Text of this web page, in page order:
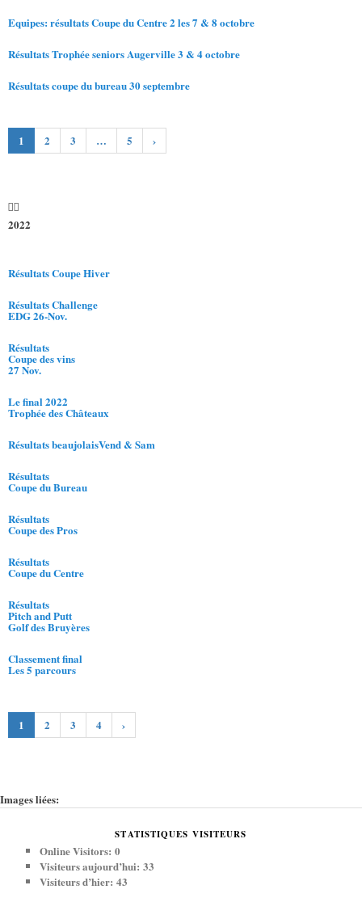
Equipes: résultats Coupe du Centre 2 les 7 & 8 octobre
Résultats Trophée seniors Augerville 3 & 4 octobre
Résultats coupe du bureau 30 septembre
1 2 3 … 5 ›
2022
Résultats Coupe Hiver
Résultats Challenge
EDG 26-Nov.
Résultats
Coupe des vins
27 Nov.
Le final 2022
Trophée des Châteaux
Résultats beaujolaisVend & Sam
Résultats
Coupe du Bureau
Résultats
Coupe des Pros
Résultats
Coupe du Centre
Résultats
Pitch and Putt
Golf des Bruyères
Classement final
Les 5 parcours
1 2 3 4 ›
Images liées:
STATISTIQUES VISITEURS
Online Visitors:0
Visiteurs aujourd’hui:33
Visiteurs d’hier:43